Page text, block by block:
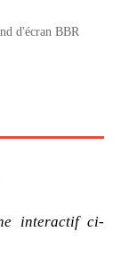
d'écran BBR
interactif ci-